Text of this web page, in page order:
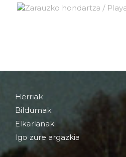
Herriak
Bildumak
Elkarlanak
Igo zure argazkia